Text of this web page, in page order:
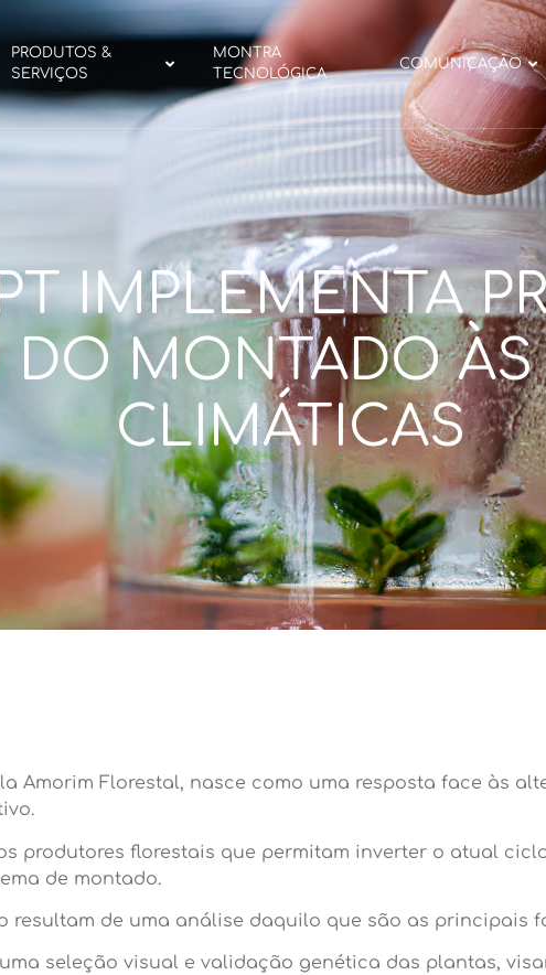
PRODUTOS &
SERVIÇOS
MONTRA
TECNOLÓGICA
COMUNICAÇÃO
IMPLEMENTA
DO MONTADO ÀS
CLIMÁTICAS
Amorim Florestal, nasce como uma resposta face às
produtores florestais que permitam inverter o atual
de montado.
resultam de uma análise daquilo que são as principais
seleção visual e validação genética das plantas,